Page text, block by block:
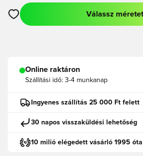
Megnyit egy modált a
Válassz méretet
Online raktáron
Szállítási idő: 3-4 munkanap
Ingyenes szállítás 25 000 Ft felett
30 napos visszaküldési lehetőség
10 milió elégedett vásárló 1995 óta